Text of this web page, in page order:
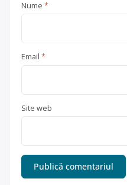
Nume *
Email *
Site web